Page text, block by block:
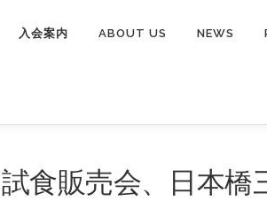
入会案内 ABOUT US NEWS
食販売会、日本橋